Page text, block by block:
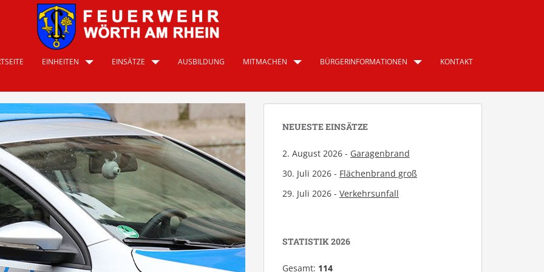
EINHEITEN EINSÄTZE AUSBILDUNG MITMACHEN BÜRGERINFORMATIONEN KONTAKT
NEUESTE EINSÄTZE
2. August 2026 - Garagenbrand
30. Juli 2026 - Flächenbrand groß
29. Juli 2026 - Verkehrsunfall
STATISTIK 2026
Gesamt: 114